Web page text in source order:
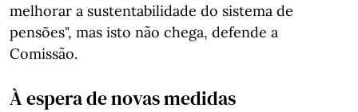
melhorar a sustentabilidade do sistema de
pensões", mas isto não chega, defende a
Comissão.
À espera de novas medidas